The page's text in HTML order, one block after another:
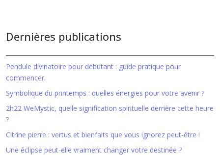
Dernières publications
Pendule divinatoire pour débutant : guide pratique pour
commencer.
Symbolique du printemps : quelles énergies pour votre avenir ?
2h22 WeMystic, quelle signification spirituelle derrière cette heure
?
Citrine pierre : vertus et bienfaits que vous ignorez peut-être !
Une éclipse peut-elle vraiment changer votre destinée ?